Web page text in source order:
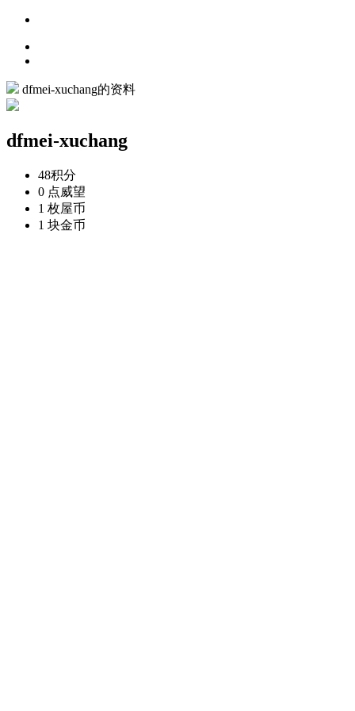
dfmei-xuchang的资料
dfmei-xuchang
48积分
0 点威望
1 枚屋币
1 块金币